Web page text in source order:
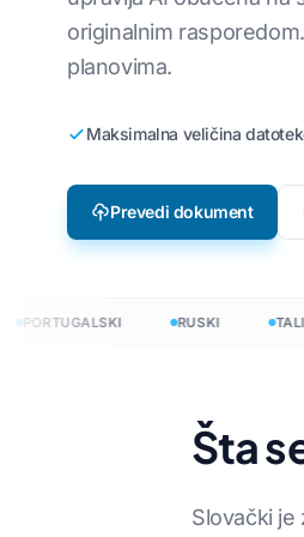
Lokalizacija video igara
Engleski
Engleski
Engleski
dokumente na 120+ jezika
originalnim
planovima.
Maksimalna veličina
Prevedi dokument
RUSKI
Šta
Slovački